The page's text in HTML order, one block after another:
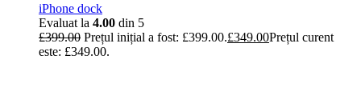
iPhone dock
Evaluat la 4.00 din 5
£399.00 Prețul inițial a fost: £399.00.£349.00Prețul curent
este: £349.00.